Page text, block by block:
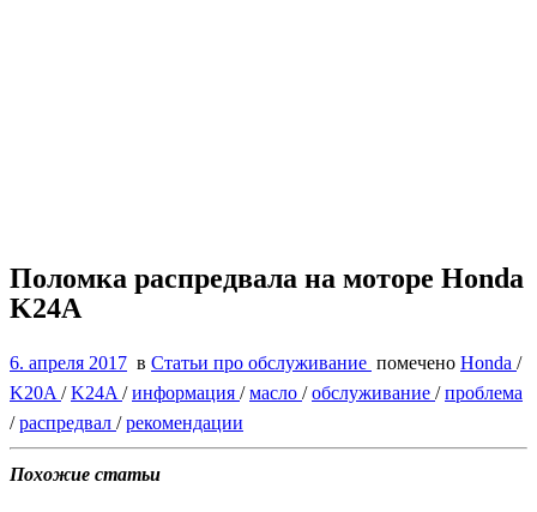
Поломка распредвала на моторе Honda
K24A
6. апреля 2017 в Статьи про обслуживание помечено Honda /
K20A /K24A /информация /масло /обслуживание /проблема
/распредвал /рекомендации
Похожие статьи